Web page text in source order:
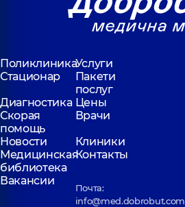
ПоликлиникаУслуги
Стационар
Пакети
послуг
Диагностика Цены
Скорая
помощь
Врачи
Новости
Клиники
Медицинская
библиотека
Контакты
Вакансии
Почта:
info@med.dobrobut.com